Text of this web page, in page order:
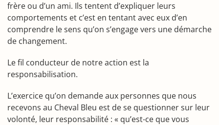
frère ou d’un ami. Ils tentent d’expliquer leurs
comportements et c’est en tentant avec eux d’en
comprendre le sens qu’on s’engage vers une démarche
de changement.
Le fil conducteur de notre action est la
responsabilisation.
L’exercice qu’on demande aux personnes que nous
recevons au Cheval Bleu est de se questionner sur leur
volonté, leur responsabilité : « qu’est-ce que vous